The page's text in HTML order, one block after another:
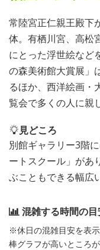
常陸宮正仁親王殿下
体。有栖川宮、高松
にとった浮世絵など
の森美術館大賞展」
るほか、西洋絵画・
覧会で多くの人に親
見どころ
別館ギャラリー3階
ートスクール」があ
ぶこともできる幅広
混雑する時間の目
※休日の混雑目安を表示
棒グラフが高いところ